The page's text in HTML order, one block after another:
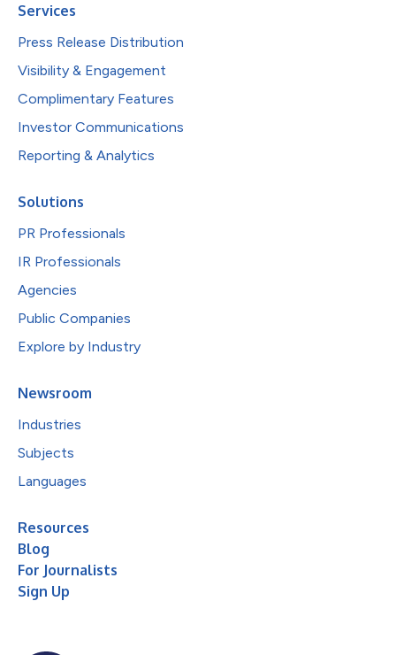
Services
Press Release Distribution
Visibility & Engagement
Complimentary Features
Investor Communications
Reporting & Analytics
Solutions
PR Professionals
IR Professionals
Agencies
Public Companies
Explore by Industry
Newsroom
Industries
Subjects
Languages
Resources
Blog
For Journalists
Sign Up